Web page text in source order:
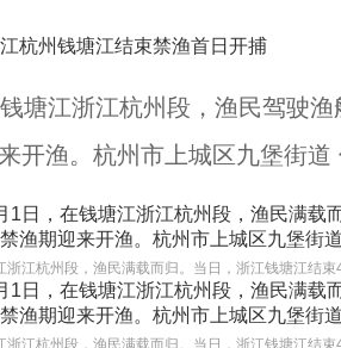
江浙江杭州段，渔民驾驶渔
开渔。杭州市上城区九堡街道
浙江杭州段，渔民满载而归。当日，浙江钱塘江结
浙江杭州段，渔民满载而归。当日，浙江钱塘江结